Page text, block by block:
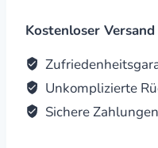
~26cm
Kostenloser
Unkomplizierte
Sichere Zahlungen